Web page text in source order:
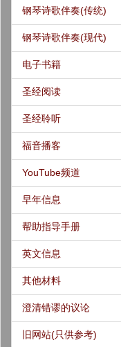
钢琴诗歌伴奏(传统)
钢琴诗歌伴奏(现代)
电子书籍
圣经阅读
圣经聆听
福音播客
YouTube频道
早年信息
帮助指导手册
英文信息
其他材料
澄清错谬的议论
旧网站(只供参考)